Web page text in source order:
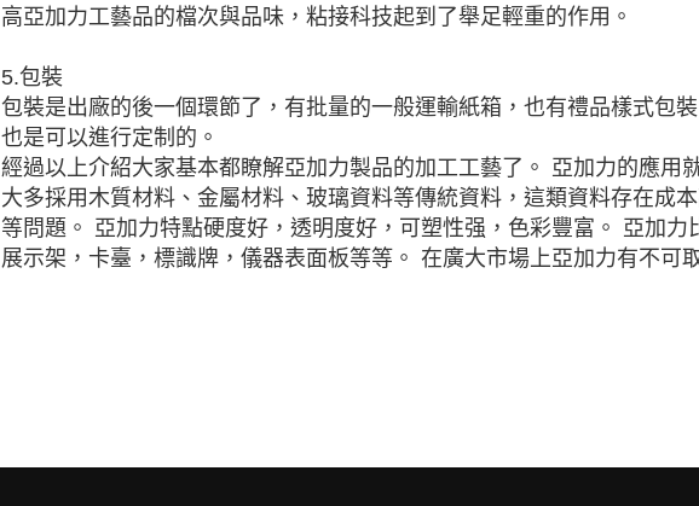
高亞加力工藝品的檔次與品味，粘接科技起到了舉足輕重的作用。
5.包裝
包裝是出廠的後一個環節了，有批量的一般運輸紙箱，也有禮品樣式包
也是可以進行定制的。
經過以上介紹大家基本都瞭解亞加力製品的加工工藝了。 亞加力的應用
大多採用木質材料、金屬材料、玻璃資料等傳統資料，這類資料存在成
等問題。 亞加力特點硬度好，透明度好，可塑性强，色彩豐富。 亞加力
展示架，卡臺，標識牌，儀器表面板等等。 在廣大市場上亞加力有不可